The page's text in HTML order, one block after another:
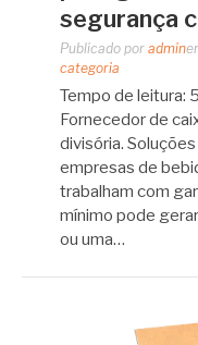
segurança
Publicado por admin
categoria
Tempo de leitura: 5
Fornecedor de
divisória.
empresas de
trabalham com
mínimo pode
ou uma…